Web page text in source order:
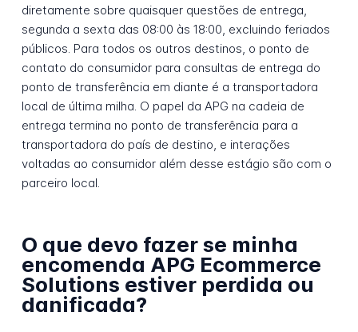
diretamente sobre quaisquer questões de entrega,
segunda a sexta das 08:00 às 18:00, excluindo feriados
públicos. Para todos os outros destinos, o ponto de
contato do consumidor para consultas de entrega do
ponto de transferência em diante é a transportadora
local de última milha. O papel da APG na cadeia de
entrega termina no ponto de transferência para a
transportadora do país de destino, e interações
voltadas ao consumidor além desse estágio são com o
parceiro local.
O que devo fazer se minha
encomenda APG Ecommerce
Solutions estiver perdida ou
danificada?